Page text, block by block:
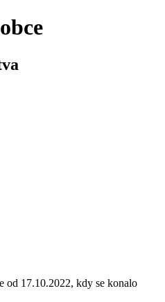
od 17.10.2022, kdy se konalo